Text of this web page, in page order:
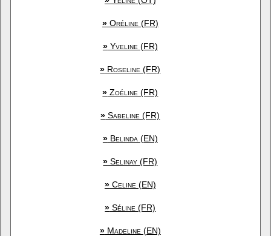
»Oréline (FR)
»Yveline (FR)
» Roseline (FR)
» Zoéline (FR)
» Sabeline (FR)
»Belinda (EN)
» Selinay (FR)
»Celine (EN)
» Séline (FR)
»Madeline (EN)